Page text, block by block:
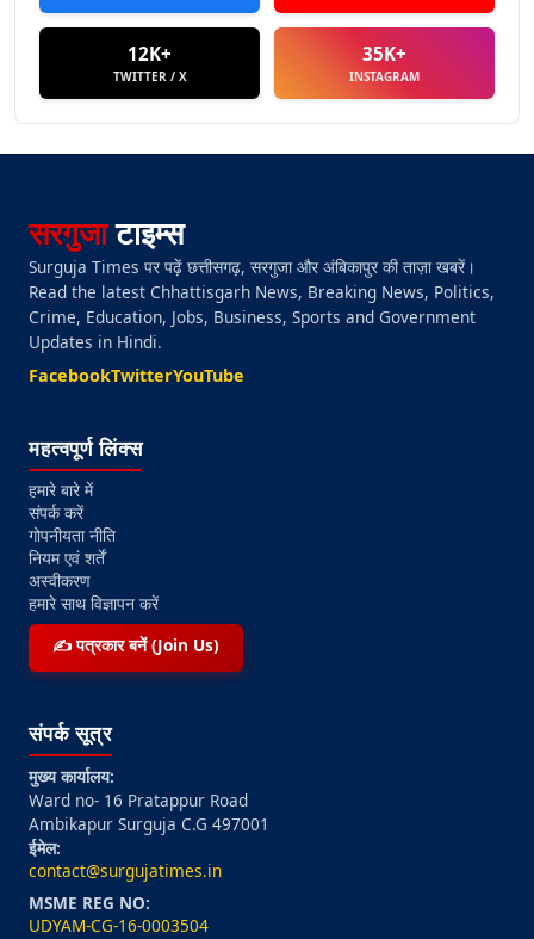
12K+
TWITTER / X
35K+
INSTAGRAM
सरगुजाटाइम्स
Surguja Times पर पढ़ें छत्तीसगढ़, सरगुजा और अंबिकापुर की ताज़ा खबरें।
Read the latest Chhattisgarh News, Breaking News, Politics,
Crime, Education, Jobs, Business, Sports and Government
Updates in Hindi.
FacebookTwitterYouTube
महत्वपूर्ण लिंक्स
हमारे बारे में
संपर्क करें
गोपनीयता नीति
नियम एवं शर्तें
अस्वीकरण
हमारे साथ विज्ञापन करें
✍️ पत्रकार बनें (Join Us)
संपर्क सूत्र
मुख्य कार्यालय:
Ward no- 16 Pratappur Road
Ambikapur Surguja C.G 497001
ईमेल:
contact@surgujatimes.in
MSME REG NO:
UDYAM-CG-16-0003504